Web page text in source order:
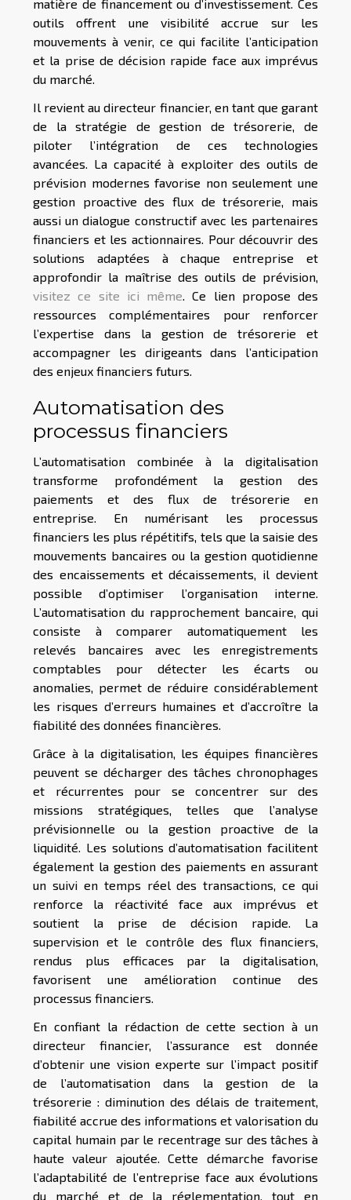
matière de financement ou d’investissement. Ces
outils offrent une visibilité accrue sur les
mouvements à venir, ce qui facilite l’anticipation
et la prise de décision rapide face aux imprévus
du marché.
Il revient au directeur financier, en tant que garant
de la stratégie de gestion de trésorerie, de
piloter l’intégration de ces technologies
avancées. La capacité à exploiter des outils de
prévision modernes favorise non seulement une
gestion proactive des flux de trésorerie, mais
aussi un dialogue constructif avec les partenaires
financiers et les actionnaires. Pour découvrir des
solutions adaptées à chaque entreprise et
approfondir la maîtrise des outils de prévision,
visitez ce site ici même. Ce lien propose des
ressources complémentaires pour renforcer
l’expertise dans la gestion de trésorerie et
accompagner les dirigeants dans l’anticipation
des enjeux financiers futurs.
Automatisation des
processus financiers
L’automatisation combinée à la digitalisation
transforme profondément la gestion des
paiements et des flux de trésorerie en
entreprise. En numérisant les processus
financiers les plus répétitifs, tels que la saisie des
mouvements bancaires ou la gestion quotidienne
des encaissements et décaissements, il devient
possible d’optimiser l’organisation interne.
L’automatisation du rapprochement bancaire, qui
consiste à comparer automatiquement les
relevés bancaires avec les enregistrements
comptables pour détecter les écarts ou
anomalies, permet de réduire considérablement
les risques d’erreurs humaines et d’accroître la
fiabilité des données financières.
Grâce à la digitalisation, les équipes financières
peuvent se décharger des tâches chronophages
et récurrentes pour se concentrer sur des
missions stratégiques, telles que l’analyse
prévisionnelle ou la gestion proactive de la
liquidité. Les solutions d’automatisation facilitent
également la gestion des paiements en assurant
un suivi en temps réel des transactions, ce qui
renforce la réactivité face aux imprévus et
soutient la prise de décision rapide. La
supervision et le contrôle des flux financiers,
rendus plus efficaces par la digitalisation,
favorisent une amélioration continue des
processus financiers.
En confiant la rédaction de cette section à un
directeur financier, l’assurance est donnée
d’obtenir une vision experte sur l’impact positif
de l’automatisation dans la gestion de la
trésorerie : diminution des délais de traitement,
fiabilité accrue des informations et valorisation du
capital humain par le recentrage sur des tâches à
haute valeur ajoutée. Cette démarche favorise
l’adaptabilité de l’entreprise face aux évolutions
du marché et de la réglementation, tout en